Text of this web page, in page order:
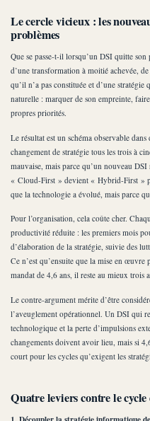
Le cercle vicieux : les
problèmes
Que se passe-t-il lorsqu’un DSI quitte son
d’une transformation à moitié achevée,
qu’il n’a pas constituée et d’une
naturelle : marquer de son empreinte,
propres priorités.
Le résultat est un schéma observable
changement de stratégie tous les trois à
mauvaise, mais parce qu’un nouveau
« Cloud-First » devient « Hybrid-First »
que la technologie a évolué, mais parce
Pour l’organisation, cela coûte cher.
productivité réduite : les premiers mois
d’élaboration de la stratégie, suivie des
Ce n’est qu’ensuite que la mise en
mandat de 4,6 ans, il reste au mieux
Le contre-argument mérite d’être
l’aveuglement opérationnel. Un DSI qui
technologique et la perte d’impulsions
changements doivent avoir lieu, mais si
court pour les cycles qu’exigent les
Quatre leviers contre le